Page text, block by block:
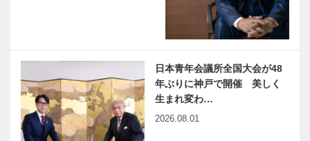
｜Chapter
15（最終
回） …
でも「この人
対に面白い」
と思える仲間
が多くいる“
圧倒的…
ひょうご神戸
まちかど学だ
より｜「防災
の講演と応急
兵庫県医師会
の「みんなの
出会いと学びの旅から
日本青年会議所全国大会が48
年ぶりに神戸で開催 美しく
生まれ変わ…
2026.08.01